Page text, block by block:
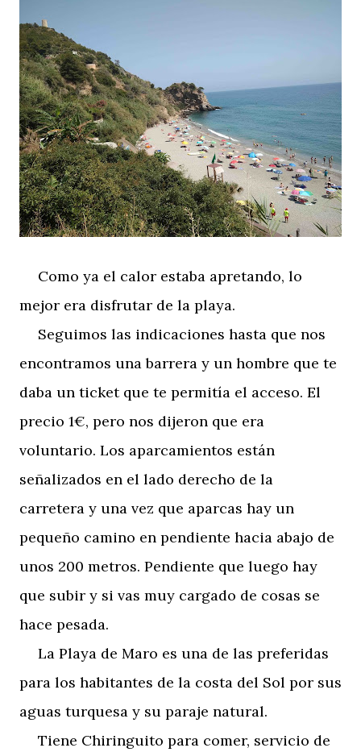
Como ya el calor estaba apretando, lo
mejor era disfrutar de la playa.
Seguimos las indicaciones hasta que nos
encontramos una barrera y un hombre que te
daba un ticket que te permitía el acceso. El
precio 1€, pero nos dijeron que era
voluntario. Los aparcamientos están
señalizados en el lado derecho de la
carretera y una vez que aparcas hay un
pequeño camino en pendiente hacia abajo de
unos 200 metros. Pendiente que luego hay
que subir y si vas muy cargado de cosas se
hace pesada.
La Playa de Maro es una de las preferidas
para los habitantes de la costa del Sol por sus
aguas turquesa y su paraje natural.
Tiene Chiringuito para comer, servicio de